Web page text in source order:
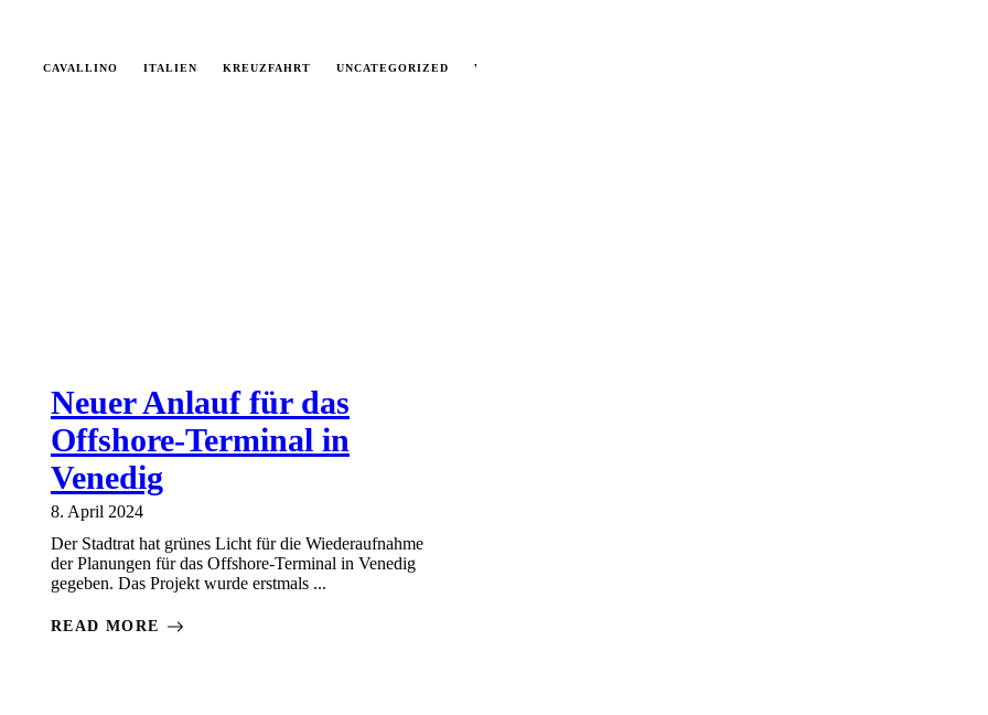
VENEDIG
VENEDIG
VENEDIG
VENEDIG FÜR
CAVALLINO ITALIEN KREUZFAHRT UNCATEGORIZED VENEDIG
Neuer Anlauf für das
Offshore-Terminal in
Venedig
8. April 2024
Der Stadtrat hat grünes Licht für die Wiederaufnahme
der Planungen für das Offshore-Terminal in Venedig
gegeben. Das Projekt wurde erstmals ...
READ MORE